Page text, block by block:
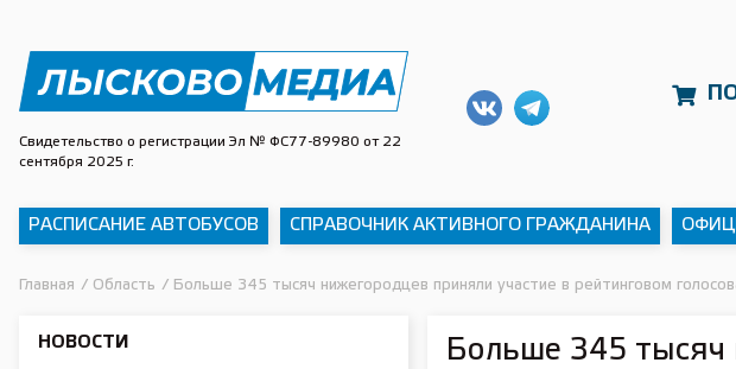
Свидетельство о регистрации Эл № ФС77-89980 от 22
сентября 2025 г.
РАСПИСАНИЕ АВТОБУСОВ СПРАВОЧНИК АКТИВНОГО ГРАЖДАНИНА
Главная / Область / Больше 345 тысяч нижегородцев приняли участие в рейтинговом
НОВОСТИ
Больше 345 тысяч